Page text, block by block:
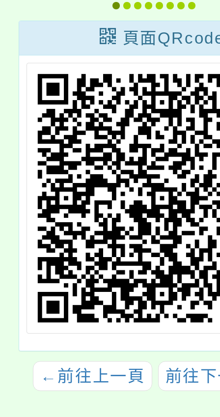
幼兒園教師介聘
他縣巿服務作業
（以下稱113年
全國介聘）要點
及相關表件勘誤
令
頁面
← 前往上一頁 前往